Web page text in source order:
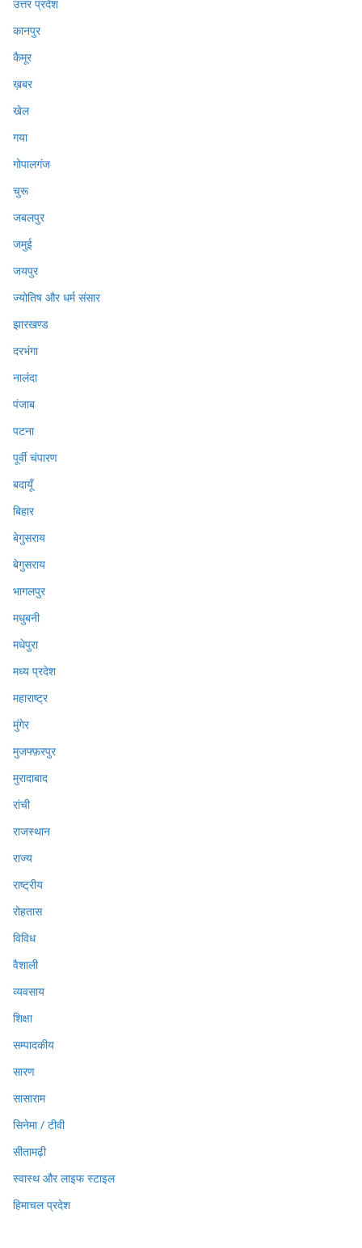
उत्तर प्रदेश
कानपुर
कैमूर
ख़बर
खेल
गया
गोपालगंज
चुरू
जबलपुर
जमुई
जयपुर
ज्योतिष और धर्म संसार
झारखण्ड
दरभंगा
नालंदा
पंजाब
पटना
पूर्वी चंपारण
बदायूँ
बिहार
बेगुसराय
बेगुसराय
भागलपुर
मधुबनी
मधेपुरा
मध्य प्रदेश
महाराष्ट्र
मुंगेर
मुजफ्फ़रपुर
मुरादाबाद
रांची
राजस्थान
राज्य
राष्ट्रीय
रोहतास
विविध
वैशाली
व्यवसाय
शिक्षा
सम्पादकीय
सारण
सासाराम
सिनेमा / टीवी
सीतामढ़ी
स्वास्थ और लाइफ स्टाइल
हिमाचल प्रदेश